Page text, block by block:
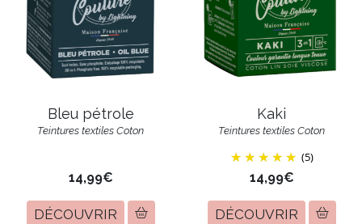
Bleu pétrole
Teintures textiles Coton
14,99€
DÉCOUVRIR
Kaki
Teintures textiles Coton
(5)
14,99€
DÉCOUVRIR